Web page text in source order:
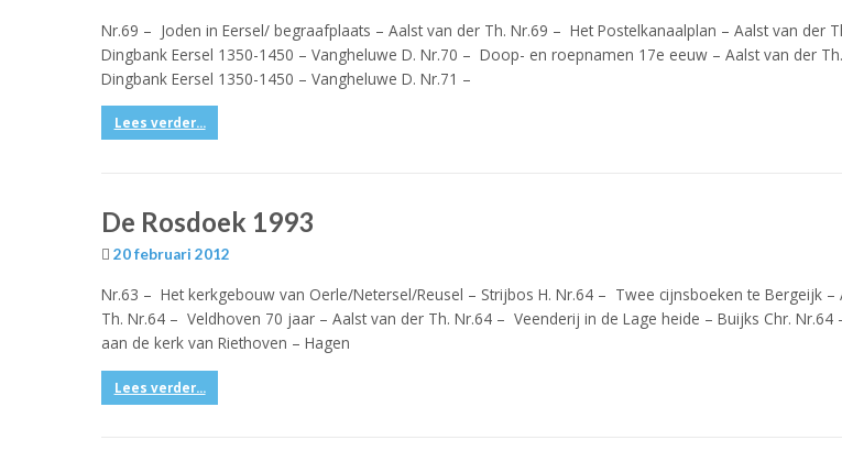
Nr.69 – Joden in Eersel/ begraafplaats – Aalst van der Th. Nr.69 – Het Postelkanaalplan – Aalst van der
Dingbank Eersel 1350-1450 – Vangheluwe D. Nr.70 – Doop- en roepnamen 17e eeuw – Aalst van der
Dingbank Eersel 1350-1450 – Vangheluwe D. Nr.71 –
Lees verder...
De Rosdoek 1993
20 februari 2012
Nr.63 – Het kerkgebouw van Oerle/Netersel/Reusel – Strijbos H. Nr.64 – Twee cijnsboeken te Bergeijk –
Th. Nr.64 – Veldhoven 70 jaar – Aalst van der Th. Nr.64 – Veenderij in de Lage heide – Buijks Chr. Nr.64
aan de kerk van Riethoven – Hagen
Lees verder...